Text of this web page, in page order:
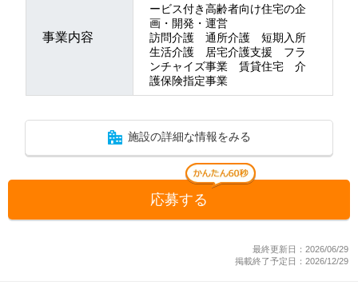
事業内容
ービス付き高齢者向け住宅の企
画・開発・運営
訪問介護 通所介護 短期入所
生活介護 居宅介護支援 フラ
ンチャイズ事業 賃貸住宅 介
護保険指定事業
施設の詳細な情報をみる
応募する
最終更新日：2026/06/29
掲載終了予定日：2026/12/29